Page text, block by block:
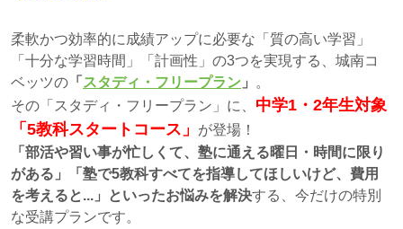
柔軟かつ効率的に成績アップに必要な「質の高い学習」
「十分な学習時間」「計画性」の3つを実現する、城南コ
ベッツの 「 スタディ・フリープラン 」
。
その「スタディ・フリープラン」に、 中学1・2年生対象
「5教科スタートコース」
が登場！
「部活や習い事が忙しくて、塾に通える曜日・時間に限り
がある」「塾で5教科すべてを指導してほしいけど、費用
を考えると...」といったお悩みを解決する、今だけの特別
な受講プランです。